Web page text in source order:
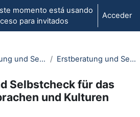
momento está usando
para invitados
Acceder
Erstberatung und Selbstcheck für das Bachelorfach Sprachen und Kulturen Ostasiens Erstberatung und Selbstcheck für das Bachelorfach Sprachen und Kulturen Ostasiens
Selbstcheck für das
und Kulturen